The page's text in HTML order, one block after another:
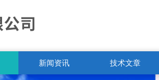
新闻资讯 技术文章